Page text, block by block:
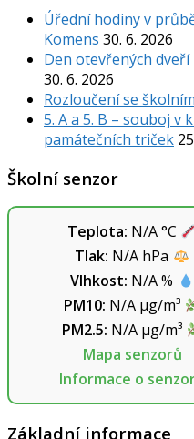
Úřední hodiny v
Komens 30. 6. 2026
Den otevřených
30. 6. 2026
Rozloučení se
5. A a 5. B – souboj v
památečních triček
Školní senzor
Teplota: N/A°C
Tlak: N/A hPa
Vlhkost: N/A%
PM10: N/Aµg/m³
PM2.5: N/Aµg/m³
Mapa senzorů
Informace o
Základní informace